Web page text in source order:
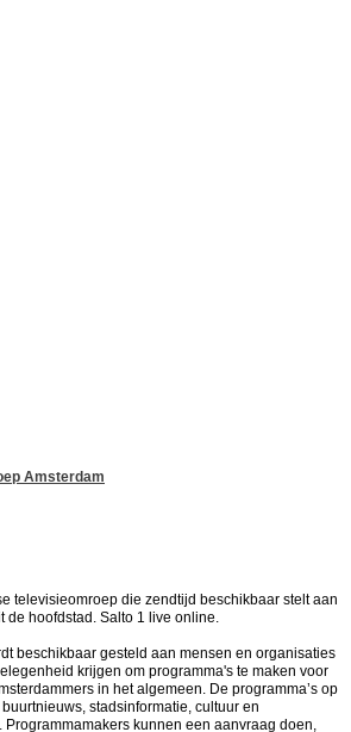
Amsterdam
televisieomroep die zendtijd beschikbaar stelt aan
de hoofdstad. Salto 1 live online.
beschikbaar gesteld aan mensen en organisaties
krijgen om programma's te maken voor
in het algemeen. De programma’s op
stadsinformatie, cultuur en
Programmamakers kunnen een aanvraag doen,